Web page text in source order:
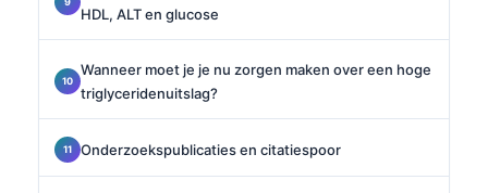
HDL, ALT en glucose
Wanneer moet je je nu zorgen maken over een hoge
triglyceridenuitslag?
Onderzoekspublicaties en citatiespoor